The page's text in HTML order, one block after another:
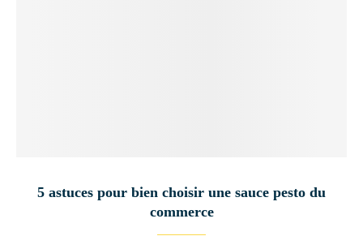
5 astuces pour bien choisir une sauce pesto du
commerce